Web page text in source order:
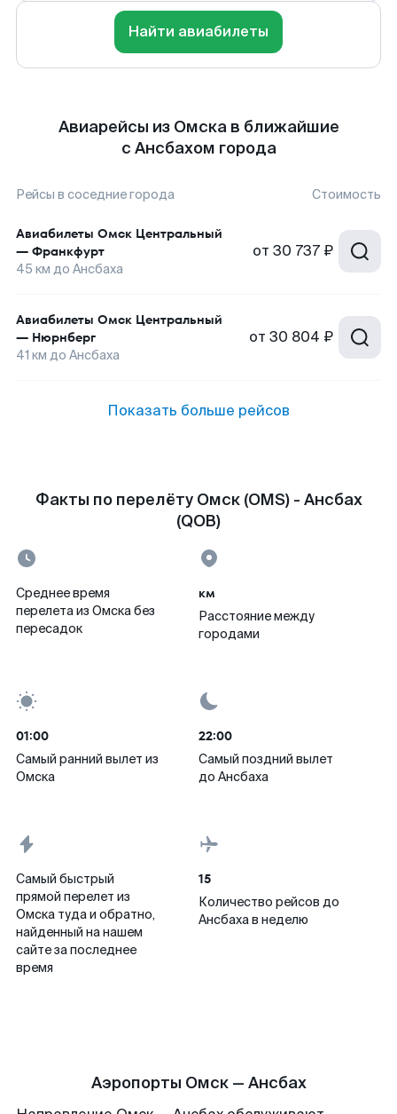
Найти авиабилеты
Авиарейсы из Омска в ближайшие
с Ансбахом города
Рейсы в соседние города Стоимость
Авиабилеты Омск Центральный
— Франкфурт
45 км до Ансбаха
от 30 737 ₽
Авиабилеты Омск Центральный
— Нюрнберг
41 км до Ансбаха
от 30 804 ₽
Показать больше рейсов
Факты по перелёту Омск (OMS) - Ансбах
(QOB)
Среднее время
перелета из Омска без
пересадок
км
Расстояние между
городами
01:00
Самый ранний вылет из
Омска
22:00
Самый поздний вылет
до Ансбаха
Самый быстрый
прямой перелет из
Омска туда и обратно,
найденный на нашем
сайте за последнее
время
15
Количество рейсов до
Ансбаха в неделю
Аэропорты Омск — Ансбах